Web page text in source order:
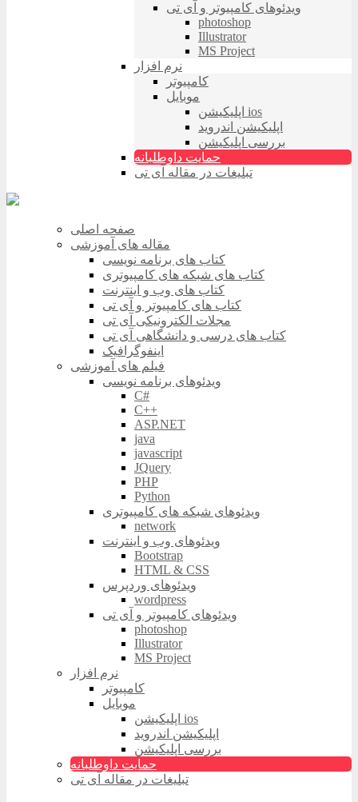
ویدئوهای کامپیوتر و آی تی
photoshop
Illustrator
MS Project
نرم افزار
کامپیوتر
موبایل
اپلیکیشن ios
اپلیکیشن اندروید
بررسی اپلیکیشن
حمایت داوطلبانه
تبلیغات در مقاله آی تی
صفحه اصلی
مقاله های آموزشی
کتاب های برنامه نویسی
کتاب های شبکه های کامپیوتری
کتاب های وب و اینترنت
کتاب های کامپیوتر و آی تی
مجلات الکترونیکی آی تی
کتاب های درسی و دانشگاهی آی تی
اینفوگرافیک
فیلم های آموزشی
ویدئوهای برنامه نویسی
C#
C++
ASP.NET
java
javascript
JQuery
PHP
Python
ویدئوهای شبکه های کامپیوتری
network
ویدئوهای وب و اینترنت
Bootstrap
HTML & CSS
ویدئوهای وردپرس
wordpress
ویدئوهای کامپیوتر و آی تی
photoshop
Illustrator
MS Project
نرم افزار
کامپیوتر
موبایل
اپلیکیشن ios
اپلیکیشن اندروید
بررسی اپلیکیشن
حمایت داوطلبانه
تبلیغات در مقاله آی تی